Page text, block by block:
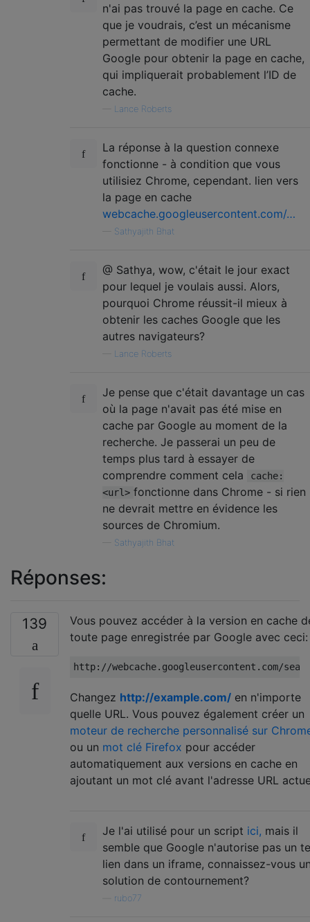
n'ai pas trouvé la page en cache. Ce
que je voudrais, c’est un mécanisme
permettant de modifier une URL
Google pour obtenir la page en cache,
qui impliquerait probablement l’ID de
cache.
Lance Roberts
La réponse à la question connexe
fonctionne - à condition que vous
utilisiez Chrome, cependant. lien vers
la page en cache
webcache.googleusercontent.com/…
Sathyajith Bhat
@ Sathya, wow, c'était le jour exact
pour lequel je voulais aussi. Alors,
pourquoi Chrome réussit-il mieux à
obtenir les caches Google que les
autres navigateurs?
Lance Roberts
Je pense que c'était davantage un cas
où la page n'avait pas été mise en
cache par Google au moment de la
recherche. Je passerai un peu de
temps plus tard à essayer de
comprendre comment cela
cache:
<url> fonctionne dans Chrome - si rien
ne devrait mettre en évidence les
sources de Chromium.
Sathyajith Bhat
Réponses:
139
Vous pouvez accéder à la version en cache
toute page enregistrée par Google avec ceci:
Changez http://example.com/ en n'importe
quelle URL. Vous pouvez également créer un
moteur de recherche personnalisé sur
ou un mot clé Firefox pour accéder
automatiquement aux versions en cache en
ajoutant un mot clé avant l'adresse URL
Je l'ai utilisé pour un script ici, mais il
semble que Google n'autorise pas un
lien dans un iframe, connaissez-vous
solution de contournement?
rubo77